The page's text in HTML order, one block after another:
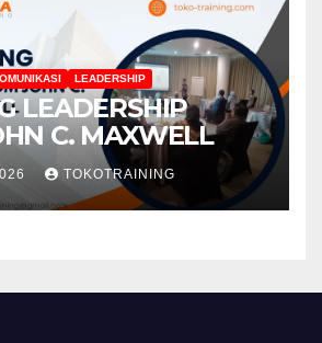
LEADERSHIP
LEADERSHIP
C. MAXWELL
TOKOTRAINING